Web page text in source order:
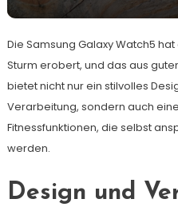
Die Samsung Galaxy Watch5
Sturm erobert, und das aus
bietet nicht nur ein stilvolles
Verarbeitung, sondern auch
Fitnessfunktionen, die selbst
werden.
Design und